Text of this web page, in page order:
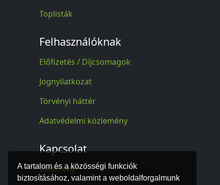
A tartalom és a közösségi funkciók
biztosításához, valamint a weboldalforgalmunk
Toplisták
Felhasználóknak
Előfizetés / Díjcsomagok
Jognyilatkozat
Törvényi háttér
Adatvédelmi közlemény
Kapcsolat
Vélemény